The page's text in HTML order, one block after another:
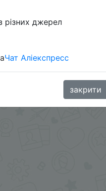
різних джерел
Чат Аліекспресс
закрити